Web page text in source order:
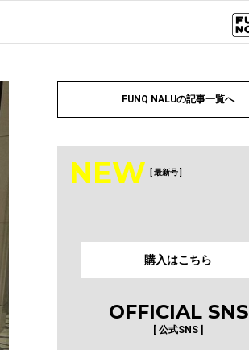
FUNQ NALUの記事一覧へ
NEW [ 最新号 ]
購入はこちら
OFFICIAL SNS
[ 公式SNS ]